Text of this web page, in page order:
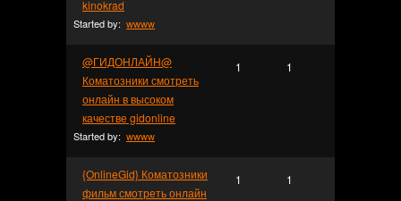
kinokrad
Started by: wwww
@ГИДОНЛАЙН@
Коматозники смотреть
онлайн в высоком
качестве gidonline
Started by: wwww
1 1
{OnlineGid} Коматозники
фильм смотреть онлайн
1 1